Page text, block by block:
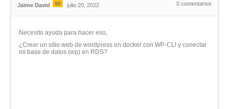
Jaime David 90 julio 20, 2022 0 comentarios
Necesito ayuda para hacer eso,
¿Crear un sitio web de wordpress en docker con WP-CLI y conectar
mi base de datos (wp) en RDS?